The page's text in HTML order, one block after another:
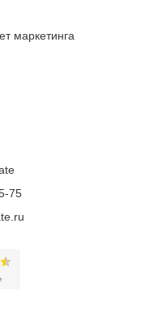
маркетинга
75